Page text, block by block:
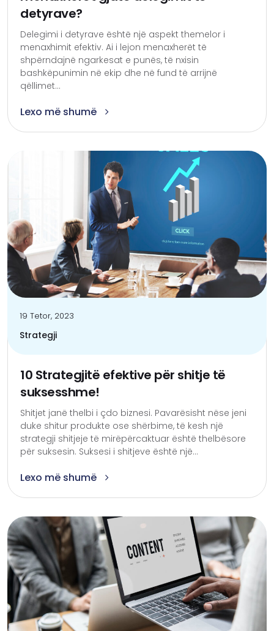
detyrave?
Delegimi i detyrave është një aspekt themelor i
menaxhimit efektiv. Ai i lejon menaxherët të
shpërndajnë ngarkesat e punës, të nxisin
bashkëpunimin në ekip dhe në fund të arrijnë
qëllimet...
Lexo më shumë
19 Tetor, 2023
Strategji
10 Strategjitë efektive për shitje të
suksesshme!
Shitjet janë thelbi i çdo biznesi. Pavarësisht nëse jeni
duke shitur produkte ose shërbime, të kesh një
strategji shitjeje të mirëpërcaktuar është thelbësore
për suksesin. Suksesi i shitjeve është një...
Lexo më shumë